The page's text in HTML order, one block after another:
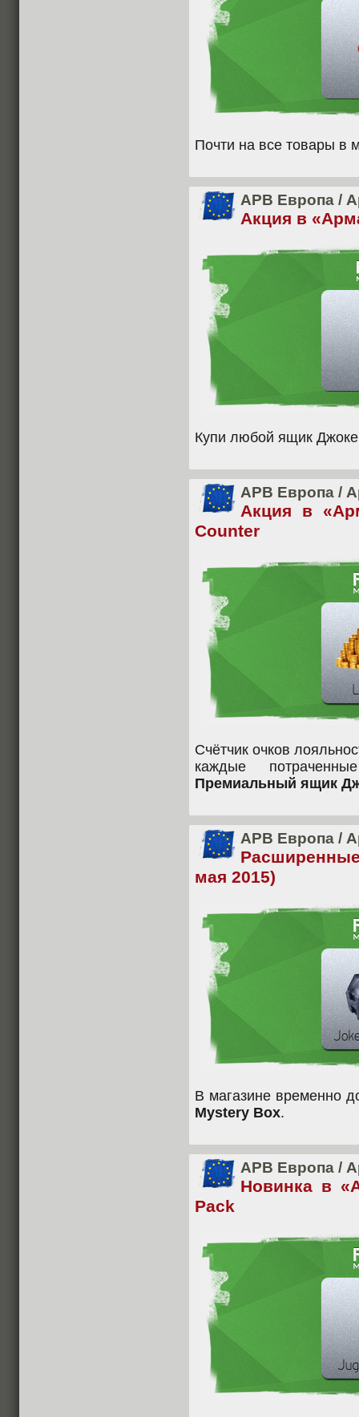
Почти на все товары в
APB Европа /
Акция в
Купи любой ящик
APB Европа /
Акция в
Counter
Счётчик очков
каждые
Премиальный ящик
APB Европа /
мая 2015)
В магазине временно
Mystery Box.
APB Европа /
Новинка в
Pack